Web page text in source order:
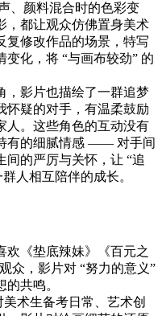
、颜料混合时的色彩变
，都让观众仿佛置身美术
复修改作品的场景，特写
化，将 “与画布较劲” 的
，影片也描绘了一群追梦
怀疑的对手，有温柔鼓励
人。这些角色的互动没有
有的细腻情感 —— 对手间
间的严厉与关怀，让 “追
人相互陪伴的成长。
欢《垫底辣妹》《百元之
众，影片对 “努力的意义”
共鸣。
美术生备考日常、艺术创